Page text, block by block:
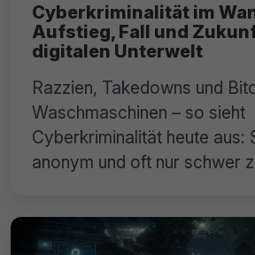
Cyberkriminalität im
Aufstieg, Fall und
digitalen Unterwelt
Razzien, Takedowns und
Waschmaschinen – so sieht
Cyberkriminalität heute aus:
anonym und oft nur schwer